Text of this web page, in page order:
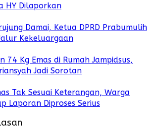
HY Dilaporkan
Damai, Ketua DPRD Prabumulih
Kekeluargaan
74 Kg Emas di Rumah Jampidsus,
Jadi Sorotan
Tak Sesuai Keterangan, Warga
Laporan Diproses Serius